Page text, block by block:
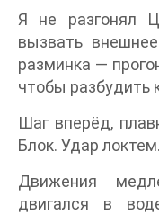
Я не разгонял
вызвать
разминка —
чтобы разбудить
Шаг вперёд,
Блок. Удар локтем.
Движения
двигался в